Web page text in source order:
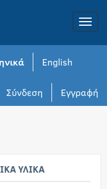
Toggle
English
Εγγραφή
Σύνδεση
ΥΛΙΚΑ